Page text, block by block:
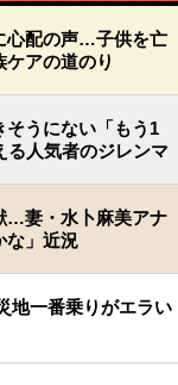
心配の声…子供を亡
ケアの道のり
そうにない「もう1
人気者のジレンマ
…妻・水卜麻美アナ
な」近況
地一番乗りがエラい